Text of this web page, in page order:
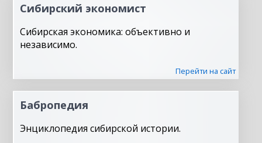
Сибирский экономист
Сибирская экономика: объективно и
независимо.
Перейти на сайт
Бабропедия
Энциклопедия сибирской истории.